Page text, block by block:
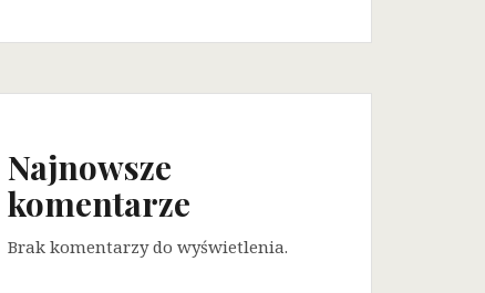
Najnowsze
komentarze
Brak komentarzy do wyświetlenia.